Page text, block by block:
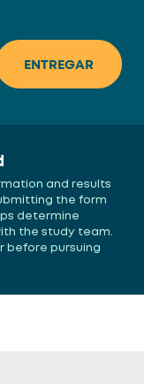
and results
the form
determine
the study team.
before pursuing